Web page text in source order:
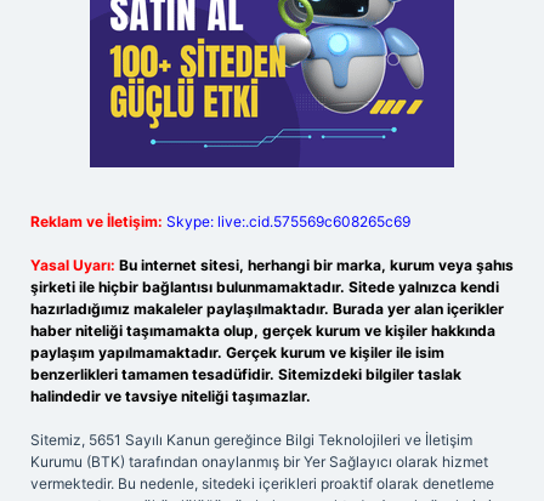
Reklam ve İletişim: Skype: live:.cid.575569c608265c69
Yasal Uyarı: Bu internet sitesi, herhangi bir marka, kurum veya şahıs
şirketi ile hiçbir bağlantısı bulunmamaktadır. Sitede yalnızca kendi
hazırladığımız makaleler paylaşılmaktadır. Burada yer alan içerikler
haber niteliği taşımamakta olup, gerçek kurum ve kişiler hakkında
paylaşım yapılmamaktadır. Gerçek kurum ve kişiler ile isim
benzerlikleri tamamen tesadüfidir. Sitemizdeki bilgiler taslak
halindedir ve tavsiye niteliği taşımazlar.
Sitemiz, 5651 Sayılı Kanun gereğince Bilgi Teknolojileri ve İletişim
Kurumu (BTK) tarafından onaylanmış bir Yer Sağlayıcı olarak hizmet
vermektedir. Bu nedenle, sitedeki içerikleri proaktif olarak denetleme